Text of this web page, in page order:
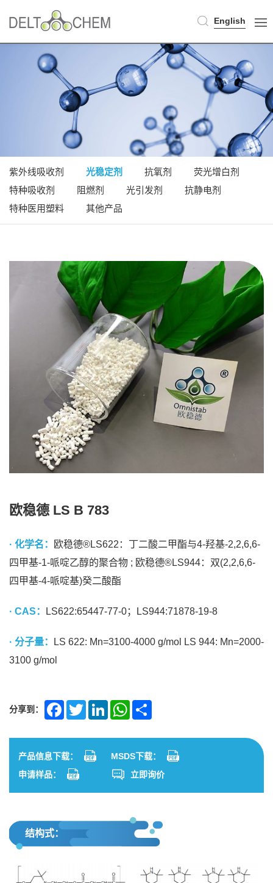
English
紫外线吸收剂 光稳定剂 抗氧剂
荧光增白剂
特种吸收剂
阻燃剂 光引发剂
抗静电剂
特种医用塑料
其他产品
欧稳德 LS B 783
· 化学名：
欧稳德®LS622：丁二酸二甲酯与4-羟基-2,2,6,6-
四甲基-1-哌啶乙醇的聚合物 ; 欧稳德®LS944：双(2,2,6,6-
四甲基-4-哌啶基)癸二酸酯
· CAS： LS622:65447-77-0；LS944:71878-19-8
· 分子量：
LS 622: Mn=3100-4000 g/mol LS 944: Mn=2000-
3100 g/mol
分享到： Facebook
TwitterLinkedInWhatsApp
产品信息下载：
MSDS下载：
申请样品：
立即询价
结构式：